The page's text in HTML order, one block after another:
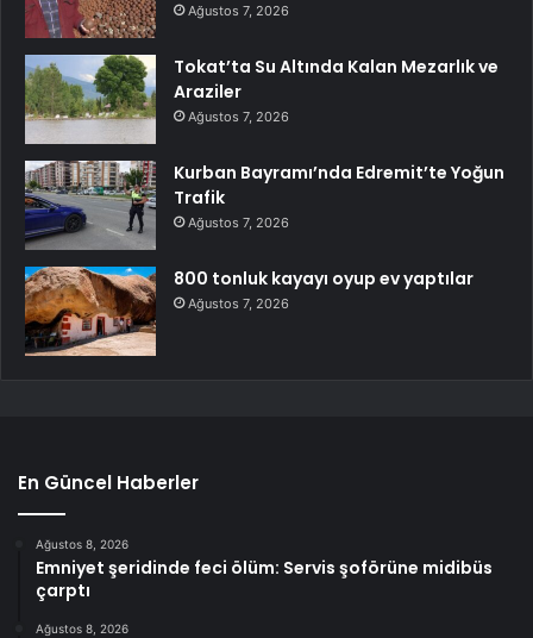
Ağustos 7, 2026
Tokat’ta Su Altında Kalan Mezarlık ve
Araziler
Ağustos 7, 2026
Kurban Bayramı’nda Edremit’te Yoğun
Trafik
Ağustos 7, 2026
800 tonluk kayayı oyup ev yaptılar
Ağustos 7, 2026
En Güncel Haberler
Ağustos 8, 2026
Emniyet şeridinde feci ölüm: Servis şoförüne midibüs
çarptı
Ağustos 8, 2026